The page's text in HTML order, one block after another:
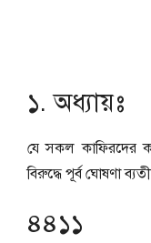
১. অধ্যায়ঃ
যে সকল কাফিরদের
বিরুদ্ধে পূর্ব ঘোষণা
৪৪১১